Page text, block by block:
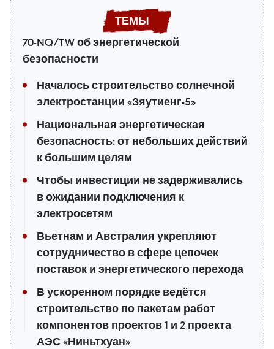
70-NQ/TW об энергетической
безопасности
Началось строительство солнечной
электростанции «Зяутиенг-5»
Национальная энергетическая
безопасность: от небольших действий
к большим целям
Чтобы инвестиции не задерживались
в ожидании подключения к
электросетям
Вьетнам и Австралия укрепляют
сотрудничество в сфере цепочек
поставок и энергетического перехода
В ускоренном порядке ведётся
строительство по пакетам работ
компонентов проектов 1 и 2 проекта
АЭС «Ниньтхуан»